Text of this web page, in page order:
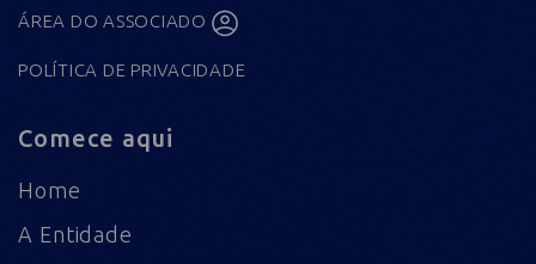
ÁREA DO ASSOCIADO
POLÍTICA DE PRIVACIDADE
Comece aqui
Home
A Entidade